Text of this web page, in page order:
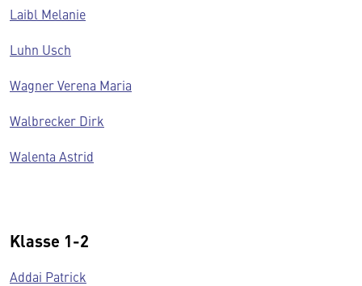
Laibl Melanie
Luhn Usch
Wagner Verena Maria
Walbrecker Dirk
Walenta Astrid
Klasse 1-2
Addai Patrick